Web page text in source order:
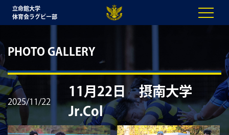
立命館大学
体育会ラグビー部
PHOTO GALLERY
2025/11/22
11月22日 摂南大学
Jr.Col